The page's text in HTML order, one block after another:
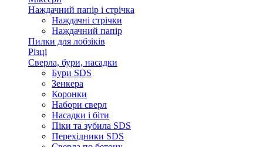
Наждачний папір і стрічка
Наждачні стрічки
Наждачний папір
Пилки для лобзіків
Різці
Сверла, бури, насадки
Бури SDS
Зенкера
Коронки
Набори сверл
Насадки і біти
Піки та зубила SDS
Перехідники SDS